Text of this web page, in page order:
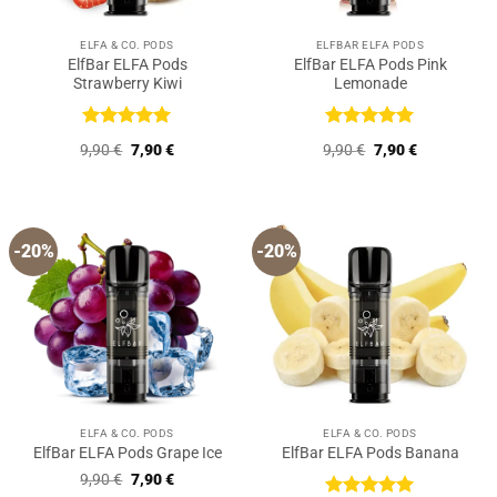
ELFA & CO. PODS
ElfBar ELFA Pods
Strawberry Kiwi
Bewertet
mit 5 von
9,90€ Ursprünglicher
Preis
7,90€Aktueller
ELFBAR ELFA PODS
ElfBar ELFA Pods Pink
Lemonade
Bewertet
mit 5 von
9,90€ Ursprünglicher
Preis
7,90€Aktueller
-20%
ELFA & CO. PODS
ElfBar ELFA Pods Grape Ice
9,90€ Ursprünglicher
Preis
7,90€Aktueller
-20%
ELFA & CO. PODS
ElfBar ELFA Pods Banana